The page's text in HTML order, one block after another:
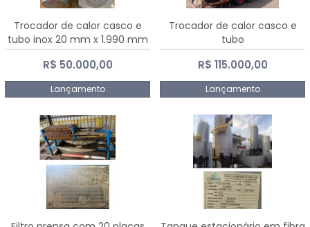
Trocador de calor casco e
tubo inox 20 mm x 1.990 mm
R$ 50.000,00
Lançamento
Trocador de calor casco e
tubo
R$ 115.000,00
Lançamento